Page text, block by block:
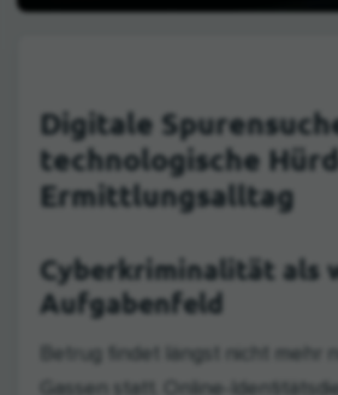
Digitale
technologische
Ermittlungsalltag
Cyberkriminalität als
Aufgabenfeld
Betrug findet längst nicht mehr
Gassen statt. Online-